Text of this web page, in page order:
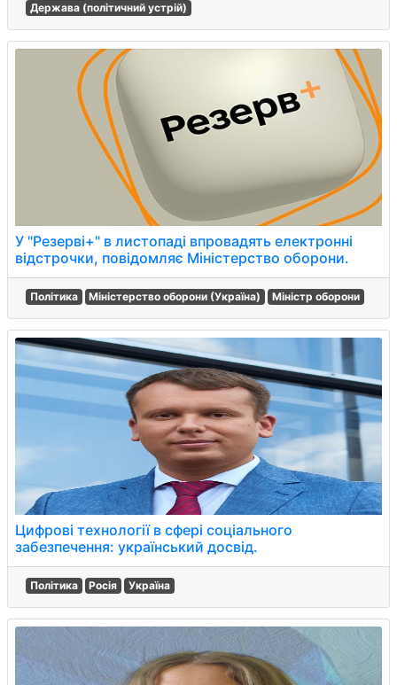
Держава (політичний устрій)
У "Резерві+" в листопаді впровадять електронні
відстрочки, повідомляє Міністерство оборони.
Політика Міністерство оборони (Україна) Міністр оборони
Цифрові технології в сфері соціального
забезпечення: український досвід.
Політика Росія Україна